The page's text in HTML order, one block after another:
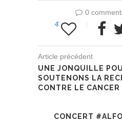
0
4
Article précédent
UNE JONQUILLE
SOUTENONS LA
CONTRE LE CANCER
CONCERT